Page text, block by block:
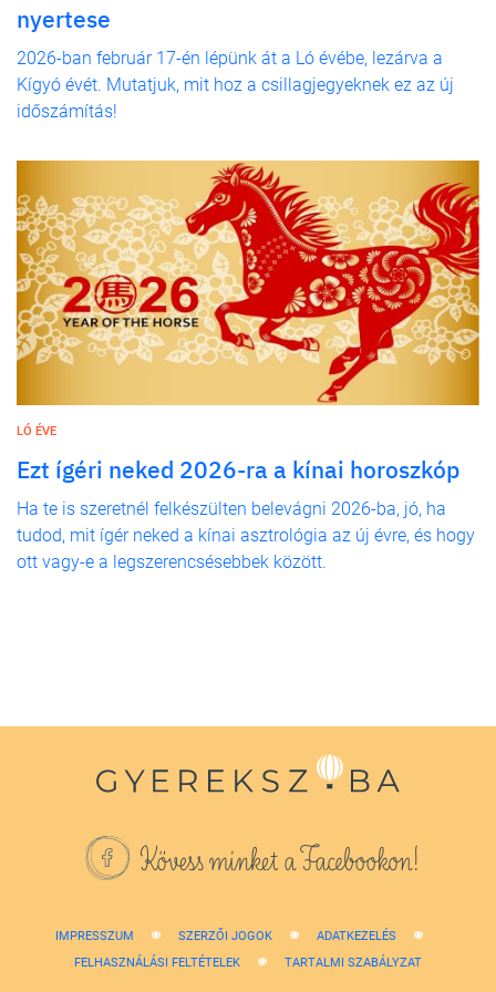
nyertese
2026-ban február 17-én lépünk át a Ló évébe, lezárva a
Kígyó évét. Mutatjuk, mit hoz a csillagjegyeknek ez az új
időszámítás!
LÓ ÉVE
Ezt ígéri neked 2026-ra a kínai horoszkóp
Ha te is szeretnél felkészülten belevágni 2026-ba, jó, ha
tudod, mit ígér neked a kínai asztrológia az új évre, és hogy
ott vagy-e a legszerencsésebbek között.
Kövess minket a Facebookon!
IMPRESSZUM SZERZŐI JOGOK
ADATKEZELÉS
FELHASZNÁLÁSI FELTÉTELEK
TARTALMI SZABÁLYZAT